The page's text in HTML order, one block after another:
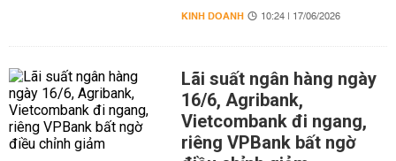
KINH DOANH 10:24 | 17/06/2026
Lãi suất ngân hàng ngày
16/6, Agribank,
Vietcombank đi ngang,
riêng VPBank bất ngờ